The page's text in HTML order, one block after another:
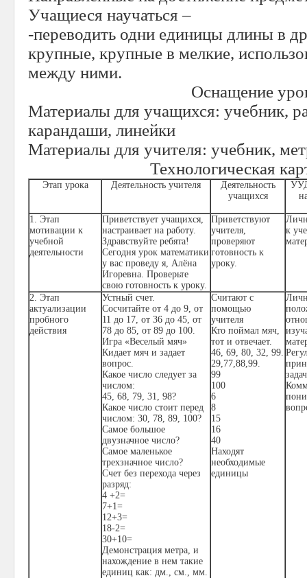
Учащиеся научаться –
-переводить одни единицы длины в
крупные, крупные в мелкие,
между ними.
Оснащение
Материалы для учащихся: учебник,
карандаши, линейки
Материалы для учителя: учебник,
Технологическая
Этап урока Деятельность учителя
Деятельность
учащихся
1. Этап
мотивации к
учебной
деятельности
Приветствует учащихся,
настраивает на работу.
Здравствуйте ребята!
Сегодня урок математики
у вас проведу я, Алёна
Игоревна. Проверьте
свою готовность к уроку.
Приветствуют
учителя,
проверяют
готовность к
уроку.
к
2. Этап
актуализации
пробного
действия
Устный счет.
Сосчитайте от 4 до 9, от
11 до 17, от 36 до 45, от
78 до 85, от 89 до 100.
Игра «Веселый мяч»
Кидает мяч и задает
вопрос.
Какое число следует за
числом:
45, 68, 79, 31, 98?
Какое число стоит перед
числом: 30, 78, 89, 100?
Самое большое
двузначное число?
Самое маленькое
трехзначное число?
Счет без перехода через
разряд:
4 +2=
7+1=
12+3=
18-2=
30+10=
Демонстрация метра, и
нахождение в нем такие
единиц как: дм., см., мм.
Считают с
помощью
учителя
Кто поймал мяч,
тот и отвечает.
46, 69, 80, 32, 99.
29,77,88,99.
99
100
6
8
15
16
40
Находят
необходимые
единицы